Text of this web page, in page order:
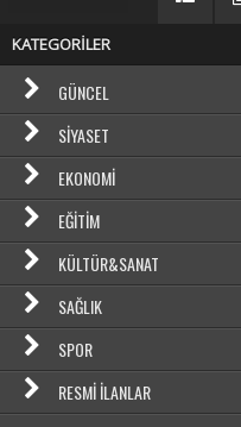
KATEGORİLER
GÜNCEL
SIYASET
EKONOMI
EĞITIM
KÜLTÜR&SANAT
SAĞLIK
SPOR
RESMI İLANLAR